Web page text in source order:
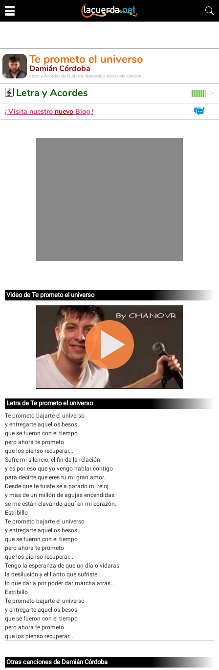
Te prometo el universo
Damián Córdoba
Letra y Acordes de Guitarra. Aprende a tocar esta canción
Letra y Acordes
¡ Visita nuestro nuevo Blog !
Video de Te prometo el universo
Letra de Te prometo el universo
Te prometo bajarte el universo
y entregarte aquellos besos
que se fueron con el tiempo
pero ahora te prometo
que los pienso recuperar...
Sufre mi silencio, el fin de la relación
y es por eso que yo vengo hablar contigo
para decirte que eres tu mi gran amor.
Desde que te fuiste se a parado mi reloj
y mas de un millón de agujas encendidas
se me están clavando aquí en mi corazón.
Estribillo
Te prometo bajarte el universo
y entregarte aquellos besos
que se fueron con el tiempo
pero ahora te prometo
que los pienso recuperar...
Tengo la esperanza de que un día olvidaras
la desilusión y el llanto que sufriste
lo que daría por poder dar marcha atrás...
Estribillo
Te prometo bajarte el universo
y entregarte aquellos besos
que se fueron con el tiempo
pero ahora te prometo
que los pienso recuperar...
Otras canciones de Damián Córdoba